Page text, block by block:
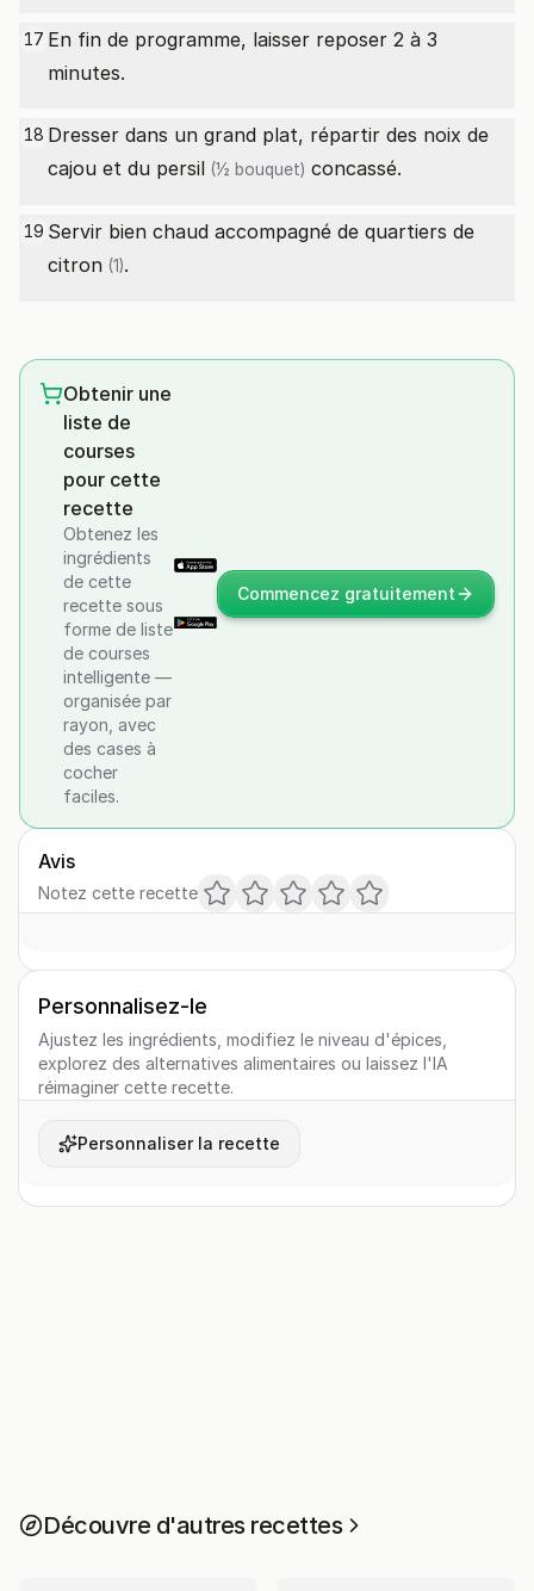
17 En fin de programme, laisser reposer 2 à 3
minutes.
18 Dresser dans un grand plat, répartir des noix de
cajou et du persil (½ bouquet) concassé.
19 Servir bien chaud accompagné de quartiers de
citron (1).
Obtenir une
liste de
courses
pour cette
recette
Obtenez les
ingrédients
de cette
recette sous
forme de liste
de courses
intelligente —
organisée par
rayon, avec
des cases à
cocher
faciles.
Commencez gratuitement
Avis
Notez cette recette
Personnalisez-le
Ajustez les ingrédients, modifiez le niveau d'épices,
explorez des alternatives alimentaires ou laissez l'IA
réimaginer cette recette.
Personnaliser la recette
Découvre d'autres recettes